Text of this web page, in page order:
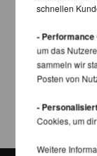
schnellen
-
um das
sammeln wir
Posten von
-
Cookies, um
Weitere